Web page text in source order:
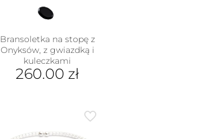
Bransoletka na stopę z
Onyksów, z gwiazdką i
kuleczkami
260.00 zł